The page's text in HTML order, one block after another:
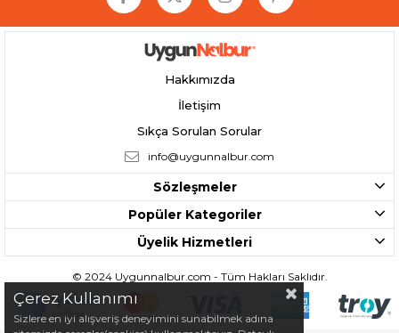
Hakkımızda
İletişim
Sıkça Sorulan Sorular
info@uygunnalbur.com
Sözleşmeler
Popüler Kategoriler
Üyelik Hizmetleri
© 2024 Uygunnalbur.com - Tüm Hakları Saklıdır.
Çerez Kullanımı
Sizlere en iyi alışveriş deneyimini sunabilmek adına